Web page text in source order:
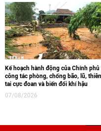
Kế hoạch hành động của Chính phủ
công tác phòng, chống bão, lũ, thiên
tai cực đoan và biến đổi khí hậu
07/08/2026